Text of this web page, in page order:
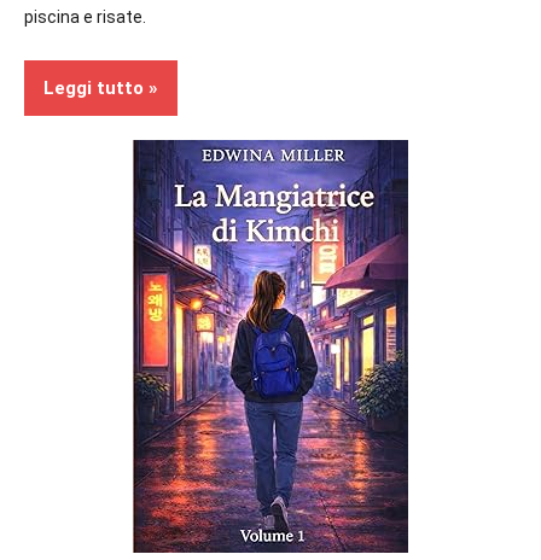
piscina e risate.
Leggi tutto
Contemporary
Segnalazioni